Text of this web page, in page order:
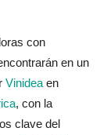
con
en un
Vinidea en
, con la
clave del